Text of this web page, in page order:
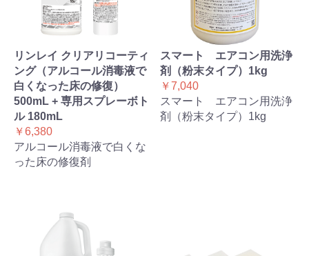
リンレイ クリアリコーティ
ング（アルコール消毒液で
白くなった床の修復）
500mL + 専用スプレーボト
ル 180mL
￥6,380
アルコール消毒液で白くな
った床の修復剤
スマート エアコン用洗浄
剤（粉末タイプ）1kg
￥7,040
スマート エアコン用洗浄
剤（粉末タイプ）1kg